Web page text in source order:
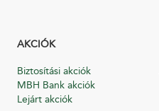
AKCIÓK
Biztosítási akciók
MBH Bank akciók
Lejárt akciók